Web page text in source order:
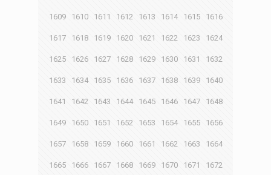
1609 1610 1611 1612 1613 1614 1615 1616
1617 1618 1619 1620 1621 1622 1623 1624
1625 1626 1627 1628 1629 1630 1631 1632
1633 1634 1635 1636 1637 1638 1639 1640
1641 1642 1643 1644 1645 1646 1647 1648
1649 1650 1651 1652 1653 1654 1655 1656
1657 1658 1659 1660 1661 1662 1663 1664
1665 1666 1667 1668 1669 1670 1671 1672